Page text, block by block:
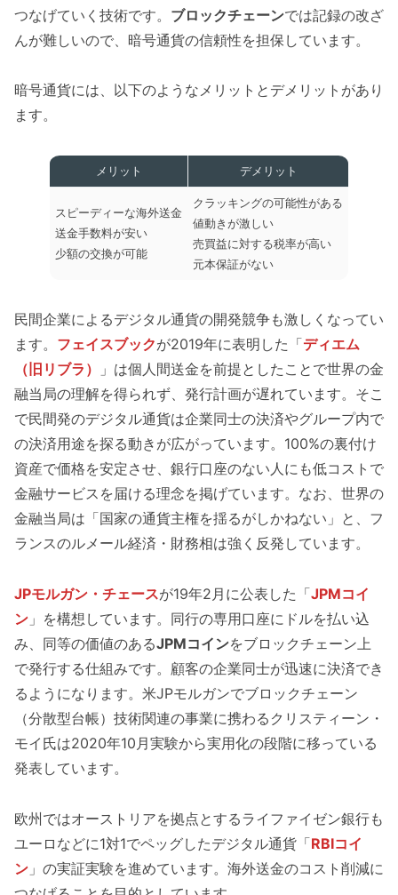
つなげていく技術です。 ブロックチェーンでは記録の改ざ
んが難しいので、暗号通貨の信頼性を担保しています。
暗号通貨には、以下のようなメリットとデメリットがあり
ます。
メリット デメリット
スピーディーな海外送金
送金手数料が安い
少額の交換が可能
クラッキングの可能性がある
値動きが激しい
売買益に対する税率が高い
元本保証がない
民間企業によるデジタル通貨の開発競争も激しくなってい
ます。 フェイスブックが2019年に表明した「ディエム
（旧リブラ）
」は個人間送金を前提としたことで世界の金
融当局の理解を得られず、発行計画が遅れています。そこ
で民間発のデジタル通貨は企業同士の決済やグループ内で
の決済用途を探る動きが広がっています。100%の裏付け
資産で価格を安定させ、銀行口座のない人にも低コストで
金融サービスを届ける理念を掲げています。なお、世界の
金融当局は「国家の通貨主権を揺るがしかねない」と、フ
ランスのルメール経済・財務相は強く反発しています。
JPモルガン・チェースが19年2月に公表した「JPMコイ
ン 」を構想しています。同行の専用口座にドルを払い込
み、同等の価値のあるJPMコインをブロックチェーン上
で発行する仕組みです。顧客の企業同士が迅速に決済でき
るようになります。米JPモルガンでブロックチェーン
（分散型台帳）技術関連の事業に携わるクリスティーン・
モイ氏は2020年10月実験から実用化の段階に移っている
発表しています。
欧州ではオーストリアを拠点とするライファイゼン銀行も
ユーロなどに1対1でペッグしたデジタル通貨「RBIコイ
ン 」の実証実験を進めています。海外送金のコスト削減に